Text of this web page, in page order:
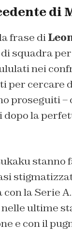
di
frase di
squadra
nei
cercare
proseguiti –
la
stanno
la Serie
ultime
e con il